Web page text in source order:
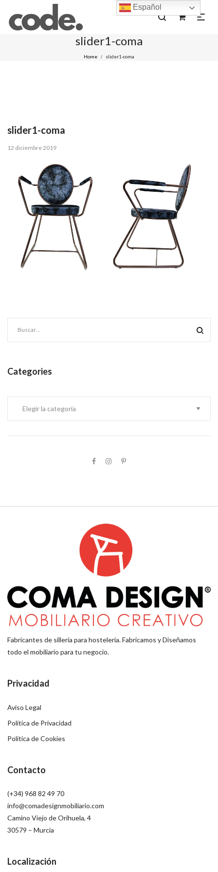
slider1-coma
Home / slider1-coma
slider1-coma
Posted
12 diciembre 2019
Categories
Categories
Fabricantes de sillería para hostelería. Fabricamos y Diseñamos
todo el mobiliario para tu negocio.
Privacidad
Aviso Legal
Política de Privacidad
Política de Cookies
Contacto
(+34) 968 82 49 70
info@comadesignmobiliario.com
Camino Viejo de Orihuela, 4
30579 – Murcia
Localización
Español